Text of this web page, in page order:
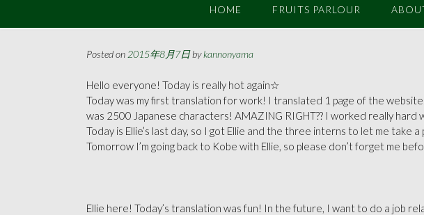
HOME FRUITS PARLOUR
Posted on 2015年8月7日bykannonyama
Hello everyone! Today is really hot again☆
Today was my first translation for work! I translated 1 page of the website.
was 2500 Japanese characters! AMAZING RIGHT?? I worked really hard
Today is Ellie’s last day, so I got Ellie and the three interns to let me
Tomorrow I’m going back to Kobe with Ellie, so please don’t forget me
Ellie here! Today’s translation was fun! In the future, I want to do a job